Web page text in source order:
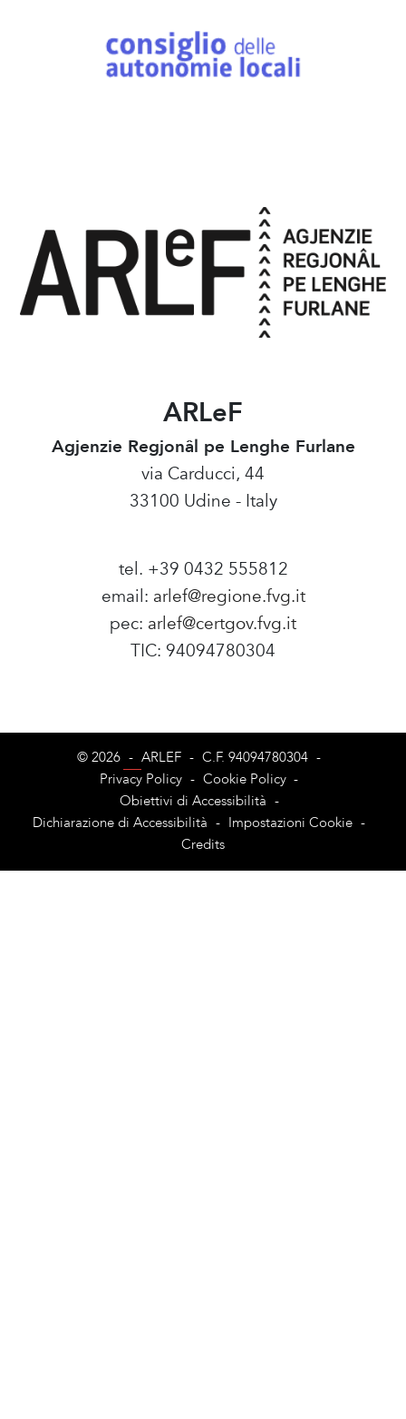
ARLeF
Agjenzie Regjonâl pe Lenghe Furlane
via Carducci, 44
33100 Udine - Italy
tel. +39 0432 555812
email: arlef@regione.fvg.it
pec: arlef@certgov.fvg.it
TIC: 94094780304
© 2026 - ARLEF - C.F. 94094780304 -
Privacy Policy - Cookie Policy -
Obiettivi di Accessibilità -
Dichiarazione di Accessibilità - Impostazioni Cookie -
Credits